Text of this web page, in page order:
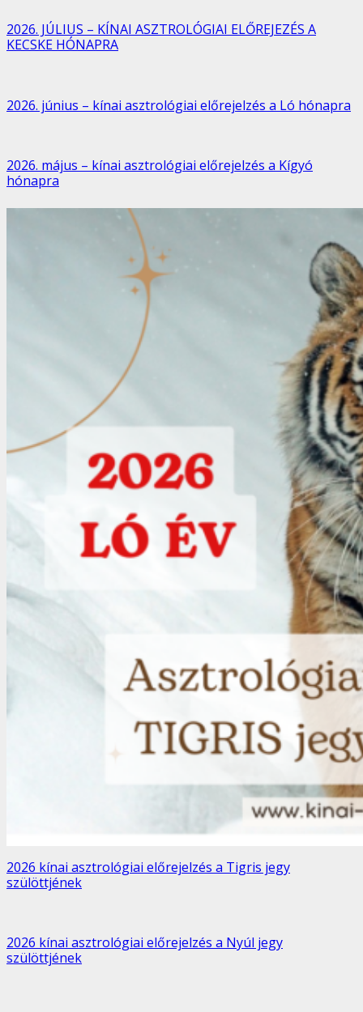
2026. JÚLIUS – KÍNAI ASZTROLÓGIAI ELŐREJEZÉS A
KECSKE HÓNAPRA
2026. június – kínai asztrológiai előrejelzés a Ló hónapra
2026. május – kínai asztrológiai előrejelzés a Kígyó
hónapra
2026 kínai asztrológiai előrejelzés a Tigris jegy
szülöttjének
2026 kínai asztrológiai előrejelzés a Nyúl jegy
szülöttjének